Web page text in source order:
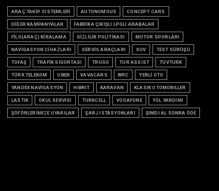
ARAÇ TAKİP SİSTEMLERİ AUTONOMOUS CONCEPT CARS
DİĞER KAMPANYALAR FABRİKA ÇIKIŞLI LPGLİ ARABALAR
FİLO(ARAÇ) KİRALAMA GİZLİLİK POLİTİKASI MOTOR SPORLARI
NAVİGASYON CİHAZLARI SERVİS ARAÇLARI SUV TEST SÜRÜŞÜ
TOFAŞ TRAFİK SİGORTASI TRUGO TUR ASSIST TÜVTURK
TÜRK TELEKOM UBER VAVACARS WRC YERLİ OTO
YANDEX NAVIGASYON HIBRIT KARAVAN KLASIK OTOMOBILLER
LASTIK OKUL SERVISI TURKCELL VODAFONE YOL YARDIMI
ŞÖFÖRLERİMİZE UYARILAR ŞARJ ISTASYONLARI ŞIMDI AL SONRA ÖDE